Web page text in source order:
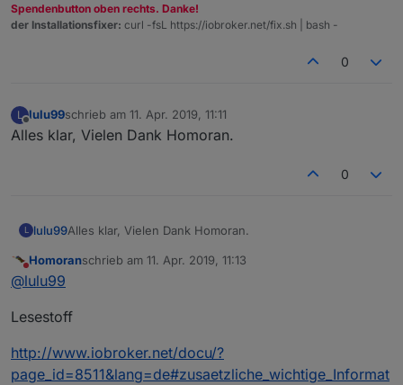
Spendenbutton oben rechts. Danke!
der Installationsfixer: curl -fsL https://iobroker.net/fix.sh | bash -
0
L
Offline
lulu99schrieb am 11. Apr. 2019, 11:11
zuletzt editiert von
Alles klar, Vielen Dank Homoran.
0
L lulu99Alles klar, Vielen Dank Homoran.
Nicht stören
Homoranschrieb am 11. Apr. 2019, 11:13
zuletzt editiert von
@lulu99
Lesestoff
http://www.iobroker.net/docu/?
page_id=8511&lang=de#zusaetzliche_wichtige_Informat